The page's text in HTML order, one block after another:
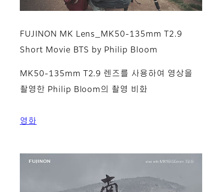
FUJINON MK Lens_MK50-135mm T2.9
Short Movie BTS by Philip Bloom
MK50-135mm T2.9 렌즈를 사용하여 영상을
촬영한 Philip Bloom의 촬영 비화
영화